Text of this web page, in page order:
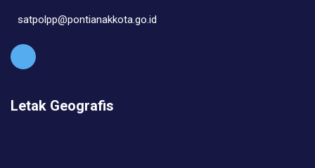
satpolpp@pontianakkota.go.id
Letak Geografis